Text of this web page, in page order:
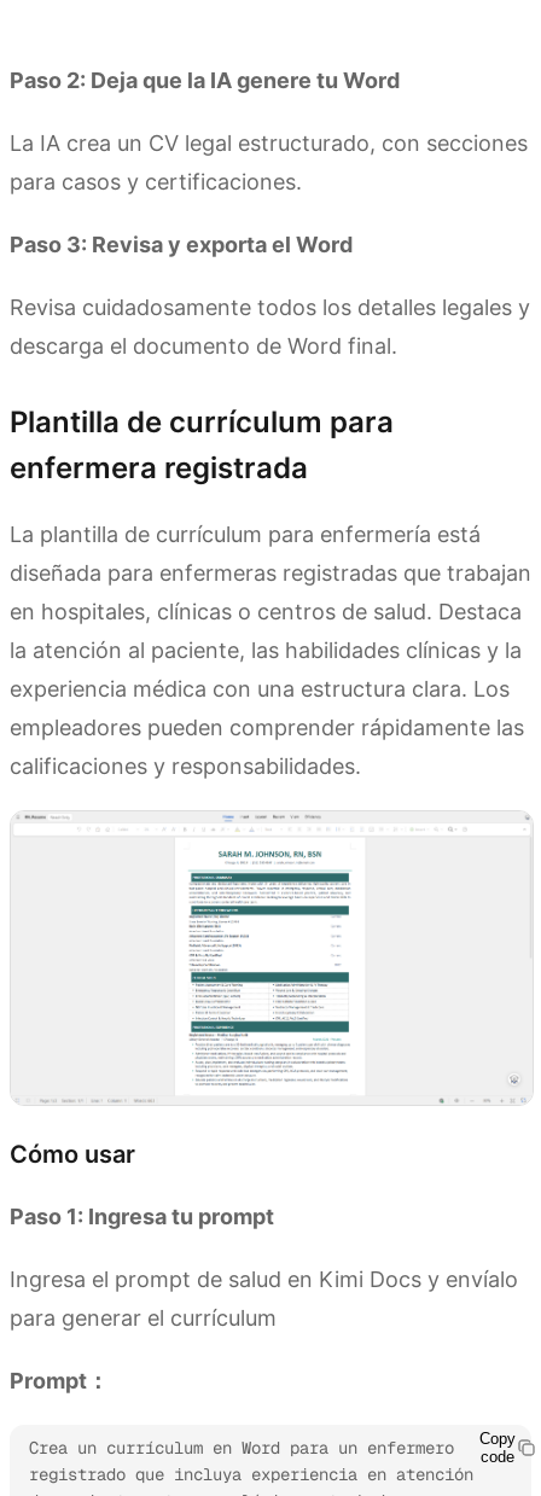
Paso 2: Deja que la IA genere tu Word
La IA crea un CV legal estructurado, con secciones
para casos y certificaciones.
Paso 3: Revisa y exporta el Word
Revisa cuidadosamente todos los detalles legales y
descarga el documento de Word final.
Plantilla de currículum para
enfermera registrada
La plantilla de currículum para enfermería está
diseñada para enfermeras registradas que trabajan
en hospitales, clínicas o centros de salud. Destaca
la atención al paciente, las habilidades clínicas y la
experiencia médica con una estructura clara. Los
empleadores pueden comprender rápidamente las
calificaciones y responsabilidades.
Cómo usar
Paso 1: Ingresa tu prompt
Ingresa el prompt de salud en Kimi Docs y envíalo
para generar el currículum
Prompt：
Crea un currículum en Word para un enfermero
registrado que incluya experiencia en atención
Copy
code